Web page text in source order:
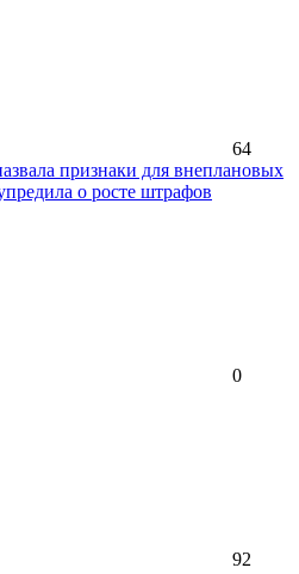
64
признаки для внеплановых
о росте штрафов
0
92